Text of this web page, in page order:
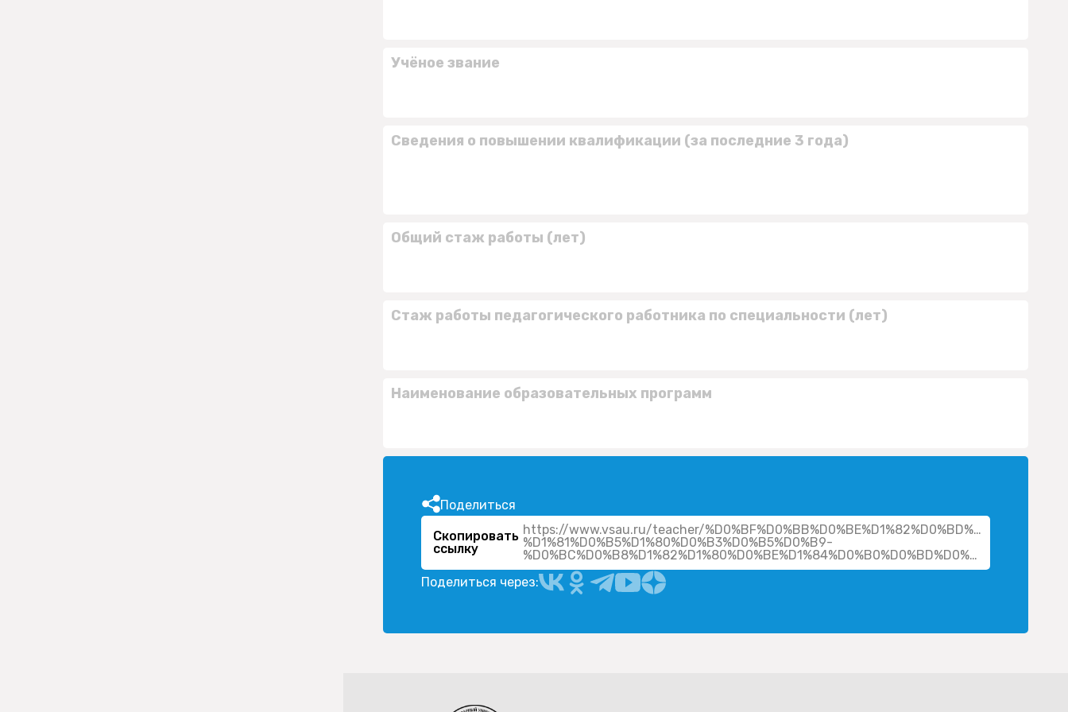
Учёное звание
Сведения о повышении квалификации (за последние 3 года)
Общий стаж работы (лет)
Стаж работы педагогического работника по специальности (лет)
Наименование образовательных программ
Поделиться
Скопировать
ссылку
https://www.vsau.ru/teacher/
%D1%81%D0%B5%D1%80%D0%B3%D0%B5%D0%B9-
%D0%BC%D0%B8%D1%82%D1%80%D0%BE%D1%84%D0%B0%D0%BD%D0%BE%D0%B2%D0%B8%D1%87/
Поделиться через: